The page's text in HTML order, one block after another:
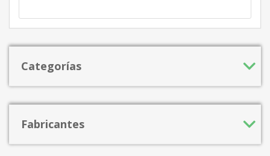
Categorías
Fabricantes